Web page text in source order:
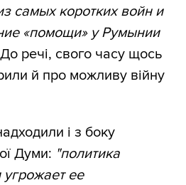
самых коротких войн и
«помощи» у Румынии
речі, свого часу щось
й про можливу війну
і з боку
Думи: "политика
ее